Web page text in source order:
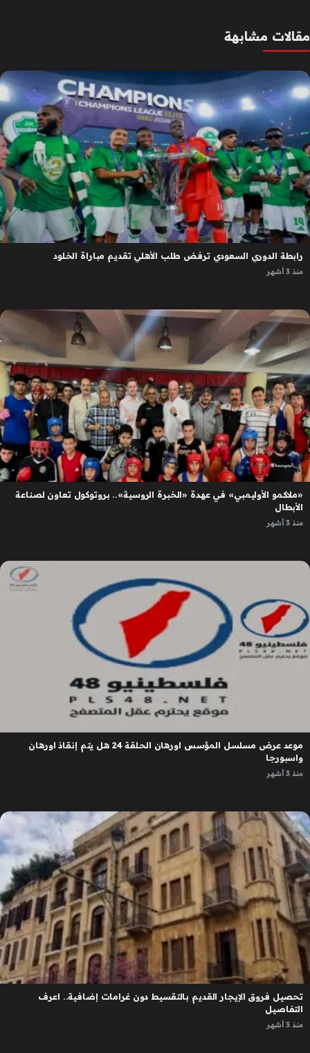
مقالات مشابهة
رابطة الدوري السعودي ترفض طلب الأهلي تقديم مباراة الخلود
منذ 3 أشهر
«ملاكمو الأوليمبي» في عهدة «الخبرة الروسية».. بروتوكول تعاون لصناعة
الأبطال
منذ 3 أشهر
موعد عرض مسلسل المؤسس اورهان الحلقة 24 هل يتم إنقاذ اورهان
واسبورجا
منذ 3 أشهر
تحصيل فروق الإيجار القديم بالتقسيط دون غرامات إضافية.. اعرف
التفاصيل
منذ 3 أشهر